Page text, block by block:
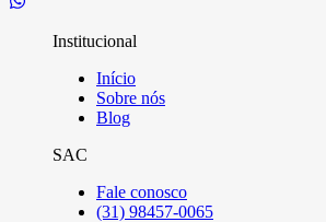
Institucional
Início
Sobre nós
Blog
SAC
Fale conosco
(31) 98457-0065